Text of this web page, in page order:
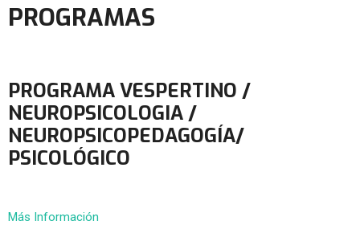
PROGRAMAS
PROGRAMA VESPERTINO /
NEUROPSICOLOGIA /
NEUROPSICOPEDAGOGÍA/
PSICOLÓGICO
Más Información